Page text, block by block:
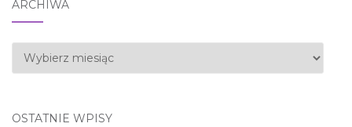
ARCHIWA
Archiwa
OSTATNIE WPISY